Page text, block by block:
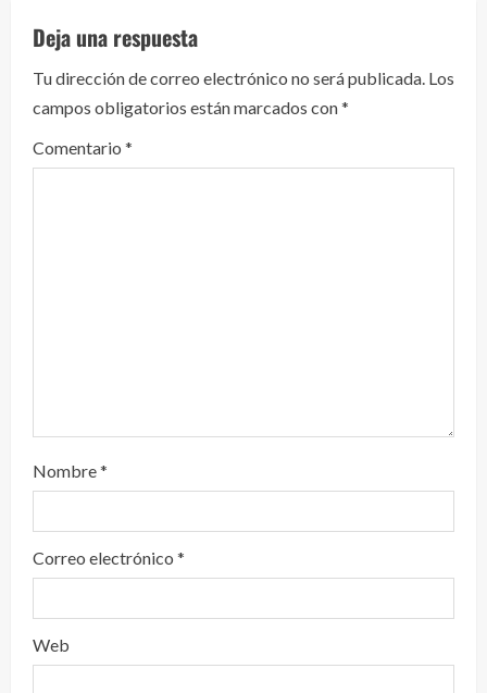
l
e
y
e
Deja una respuesta
Tu dirección de correo electrónico no será publicada. Los
campos obligatorios están marcados con*
Comentario *
Nombre*
Correo electrónico *
Web